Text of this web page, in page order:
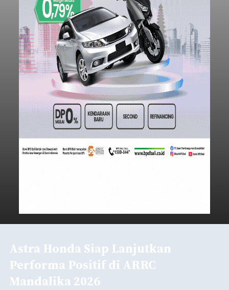
Astra Honda Siap Lanjutkan
Performa Positif di ARRC
Mandalika 2026